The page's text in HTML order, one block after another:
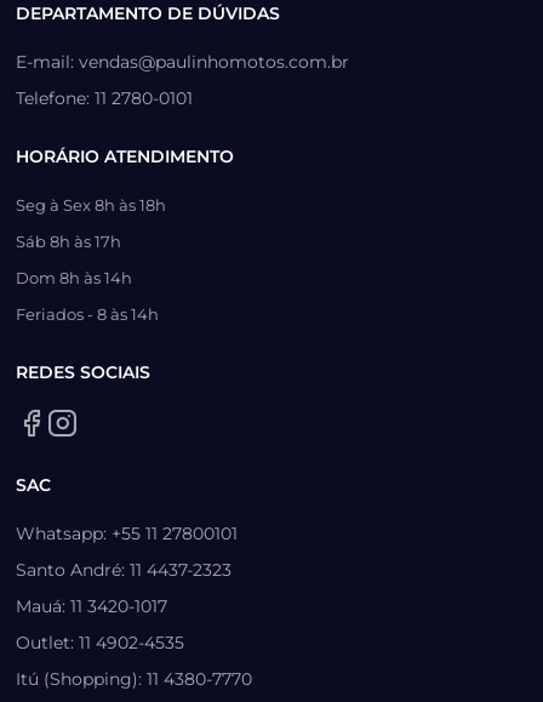
DEPARTAMENTO DE DÚVIDAS
E-mail: vendas@paulinhomotos.com.br
Telefone: 11 2780-0101
HORÁRIO ATENDIMENTO
Seg à Sex 8h às 18h
Sáb 8h às 17h
Dom 8h às 14h
Feriados - 8 às 14h
REDES SOCIAIS
SAC
Whatsapp: +55 11 27800101
Santo André: 11 4437-2323
Mauá: 11 3420-1017
Outlet: 11 4902-4535
Itú (Shopping): 11 4380-7770